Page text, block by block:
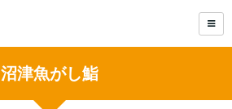
沼津魚がし鮨